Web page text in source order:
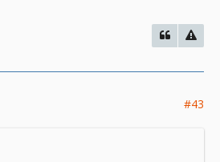
#43